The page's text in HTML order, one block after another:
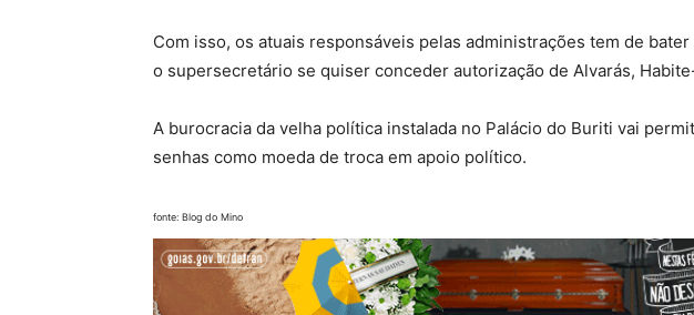
Com isso, os atuais responsáveis pelas administrações tem de
o supersecretário se quiser conceder autorização de Alvarás,
A burocracia da velha política instalada no Palácio do Buriti vai
senhas como moeda de troca em apoio político.
fonte: Blog do Mino